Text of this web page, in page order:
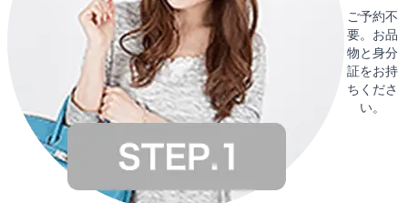
ご予約不
要。お品
物と身分
証をお持
ちくださ
い。